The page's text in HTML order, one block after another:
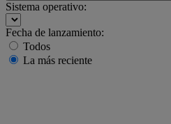
Sistema operativo:
Fecha de lanzamiento:
Todos
La más reciente